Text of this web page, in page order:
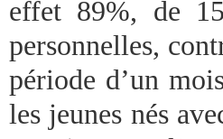
effet 89%, de
personnelles,
période d’un
les jeunes nés